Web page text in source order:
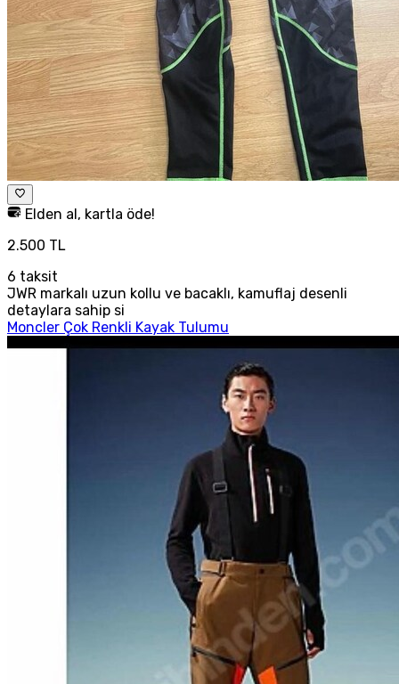
Elden al, kartla öde!
2.500 TL
6 taksit
JWR markalı uzun kollu ve bacaklı, kamuflaj desenli
detaylara sahip si
Moncler Çok Renkli Kayak Tulumu